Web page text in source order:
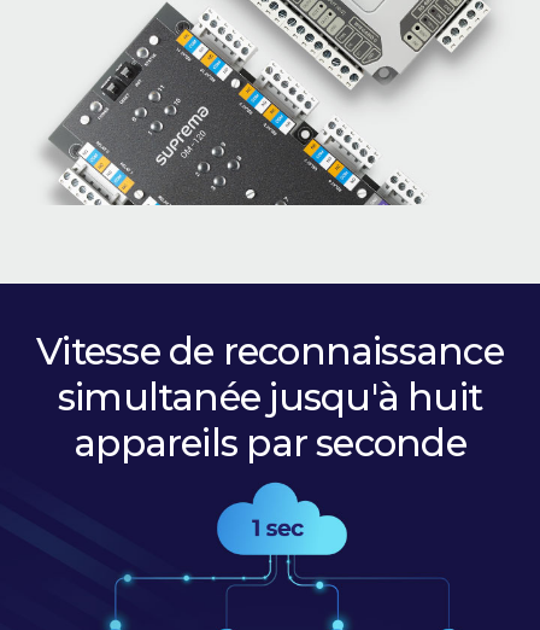
Vitesse de reconnaissance
simultanée jusqu'à huit
appareils par seconde